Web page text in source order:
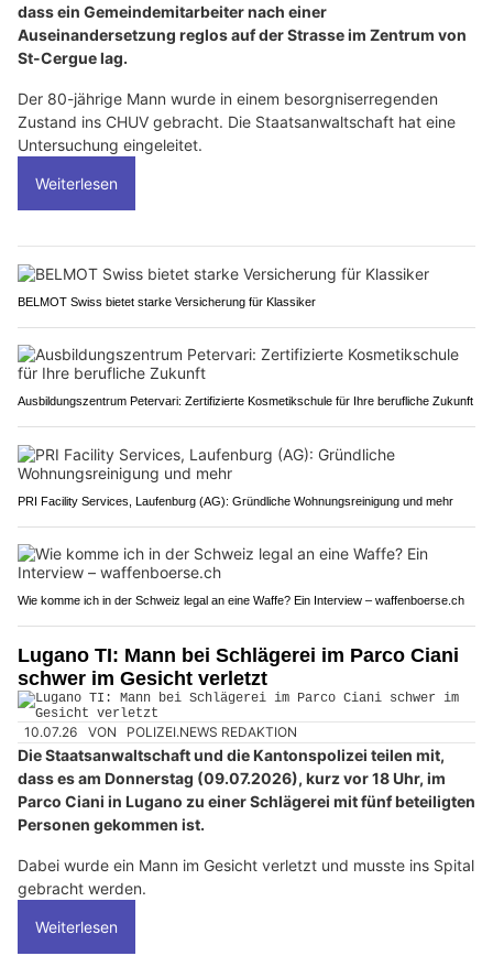
dass ein Gemeindemitarbeiter nach einer
Auseinandersetzung reglos auf der Strasse im Zentrum von
St-Cergue lag.
Der 80-jährige Mann wurde in einem besorgniserregenden
Zustand ins CHUV gebracht. Die Staatsanwaltschaft hat eine
Untersuchung eingeleitet.
Weiterlesen
BELMOT Swiss bietet starke Versicherung für Klassiker
Ausbildungszentrum Petervari: Zertifizierte Kosmetikschule für Ihre berufliche Zukunft
PRI Facility Services, Laufenburg (AG): Gründliche Wohnungsreinigung und mehr
Wie komme ich in der Schweiz legal an eine Waffe? Ein Interview – waffenboerse.ch
Lugano TI: Mann bei Schlägerei im Parco Ciani
schwer im Gesicht verletzt
10.07.26 VON POLIZEI.NEWS REDAKTION
Die Staatsanwaltschaft und die Kantonspolizei teilen mit,
dass es am Donnerstag (09.07.2026), kurz vor 18 Uhr, im
Parco Ciani in Lugano zu einer Schlägerei mit fünf beteiligten
Personen gekommen ist.
Dabei wurde ein Mann im Gesicht verletzt und musste ins Spital
gebracht werden.
Weiterlesen